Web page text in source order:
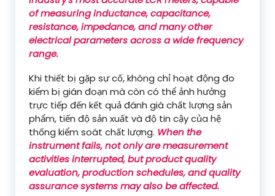
of measuring inductance, capacitance,
resistance, impedance, and many other
electrical parameters across a wide frequency
range.
Khi thiết bị gặp sự cố, không chỉ hoạt động đo
kiểm bị gián đoạn mà còn có thể ảnh hưởng
trực tiếp đến kết quả đánh giá chất lượng sản
phẩm, tiến độ sản xuất và độ tin cậy của hệ
thống kiểm soát chất lượng. When the
instrument fails, not only are measurement
activities interrupted, but product quality
evaluation, production schedules, and quality
assurance systems may also be affected.